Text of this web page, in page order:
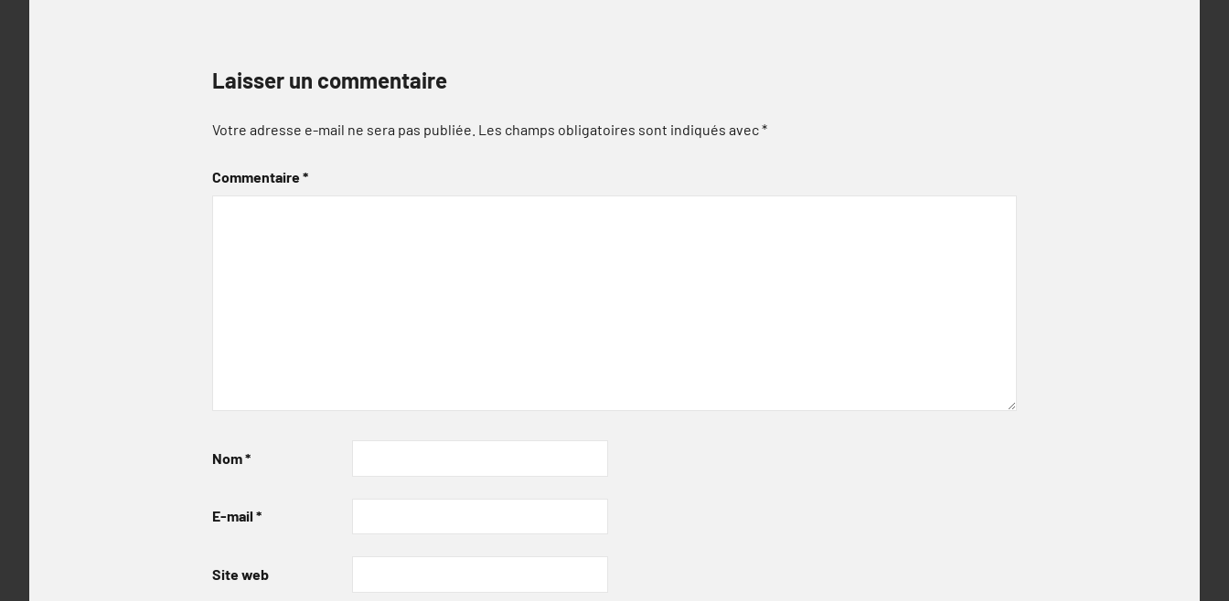
Laisser un commentaire
Votre adresse e-mail ne sera pas publiée. Les champs obligatoires sont indiqués avec*
Commentaire*
Nom*
E-mail *
Site web